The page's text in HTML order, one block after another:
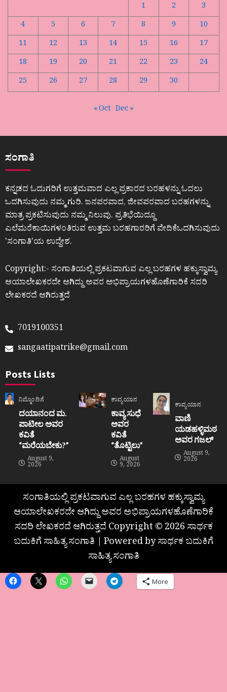
1
2
3
4
5 6 7 8 9
10
11
12 13 14 15 16
17
18
19 20 21 22 23
24
25
26 27 28 29 30
« Oct Dec »
ಸಂಗಾತಿ
ಕನ್ನಡದ ಓದುಗರಿಗೆ ಉತ್ತಮವಾದ ಎಲ್ಲ ಪ್ರಕಾರದ ಬರಹಳನ್ನು ಓದಲು
ಒದಗಿಸುವುದು ನಮ್ಮ ಗುರಿ. ಜನಪರವಾದ, ಜೀವಪರವಾದ ಬರಹಗಳನ್ನು
ಮಾತ್ರ ಪ್ರಕಟಿಸುವುದು ನಮ್ಮ ನಿಲುವು. ಪ್ರತಿಭೆಯಿದ್ದೂ
ಎಲೆಮರೆಕಾಯಿಗಳಂತಿರುವ ಉತ್ತಮ ಬರಹಗಾರರಿಗೆ ವೇದಿಕೆಒದಗಿಸುವುದು
ʼಸಂಗಾತಿʼಯ ಉದ್ದೇಶ.
Copyright:- ಸಂಗಾತಿಯಲ್ಲಿ ಪ್ರಕಟವಾಗುವ ಎಲ್ಲ ಬರಹಗಳ ಹಕ್ಕುಸ್ವಾಮ್ಯ
ಆಯಾಲೇಖಕರದೇ ಆಗಿದ್ದು ಅವರ ಅಭಿಪ್ರಾಯಗಳಹೊಣೆಗಾರಿಕೆ ಸದರಿ
ಲೇಖಕರದೆ ಆಗಿರುತ್ತದೆ
7019100351
sangaatipatrike@gmail.com
Posts Lists
ನಿಮ್ಮೊಂದಿಗೆ
ದಯಾನಂದ ಮ.
ಪಾಟೀಲ ಅವರ
ಕವಿತೆ
“ಮರೆಯಬೇಕು?”
August 9,
2026
ಕಾವ್ಯಯಾನ
ಕಾವ್ಯ ಸುಧೆ
ಅವರ
ಕವಿತೆ
“ತೊಟ್ಟಿಲು”
August
9, 2026
ಕಾವ್ಯಯಾನ
ವಾಣಿ
ಯಡಹಳ್ಳಿಮಠ
ಅವರ ಗಜಲ್
August 9,
2026
ಸಂಗಾತಿಯಲ್ಲಿ ಪ್ರಕಟವಾಗುವ ಎಲ್ಲ ಬರಹಗಳ ಹಕ್ಕುಸ್ವಾಮ್ಯ
ಆಯಾಲೇಖಕರದೇ ಆಗಿದ್ದು ಅವರ ಅಭಿಪ್ರಾಯಗಳಹೊಣೆಗಾರಿಕೆ
ಸದರಿ ಲೇಖಕರದೆ ಆಗಿರುತ್ತದೆ Copyright © 2026 ಸಾರ್ಥಕ
ಬದುಕಿಗೆ ಸಾಹಿತ್ಯ ಸಂಗಾತಿ | Powered by ಸಾರ್ಥಕ ಬದುಕಿಗೆ
ಸಾಹಿತ್ಯ ಸಂಗಾತಿ
More